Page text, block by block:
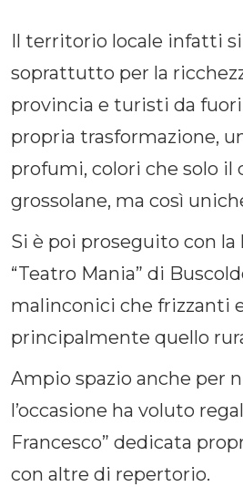
Il territorio locale infatti
soprattutto per la
provincia e turisti da
propria trasformazione,
profumi, colori che solo il
grossolane, ma così
Si è poi proseguito con
“Teatro Mania” di
malinconici che frizzanti
principalmente quello
Ampio spazio anche per
l’occasione ha voluto
Francesco” dedicata
con altre di repertorio.